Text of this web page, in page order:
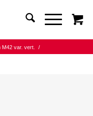
M42 var. vert.
/